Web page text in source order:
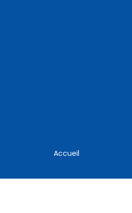
Accueil